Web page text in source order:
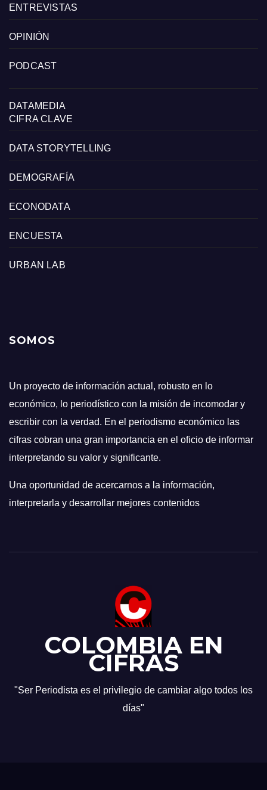
ENTREVISTAS
OPINIÓN
PODCAST
DATAMEDIA
CIFRA CLAVE
DATA STORYTELLING
DEMOGRAFÍA
ECONODATA
ENCUESTA
URBAN LAB
SOMOS
Un proyecto de información actual, robusto en lo
económico, lo periodístico con la misión de incomodar y
escribir con la verdad. En el periodismo económico las
cifras cobran una gran importancia en el oficio de informar
interpretando su valor y significante.
Una oportunidad de acercarnos a la información,
interpretarla y desarrollar mejores contenidos
COLOMBIA EN
CIFRAS
"Ser Periodista es el privilegio de cambiar algo todos los
días"